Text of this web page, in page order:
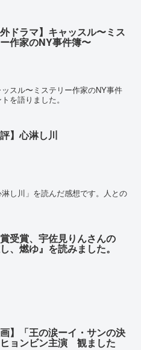
外ドラマ】キャッスル〜ミス
作家のNY事件簿〜
スル〜ミステリー作家のNY事件
を語りました。
評】心淋し川
し川」を読んだ感想です。人との
受賞、宇佐見りんさんの
、燃ゆ』を読みました。
画】「王の涙ーイ・サンの決
ョンビン主演 観ました